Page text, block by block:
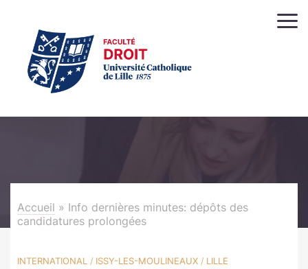
Accueil » Info dernières minutes: dépôts des
candidatures prolongées
INTERNATIONAL / ISSY-LES-MOULINEAUX / LILLE